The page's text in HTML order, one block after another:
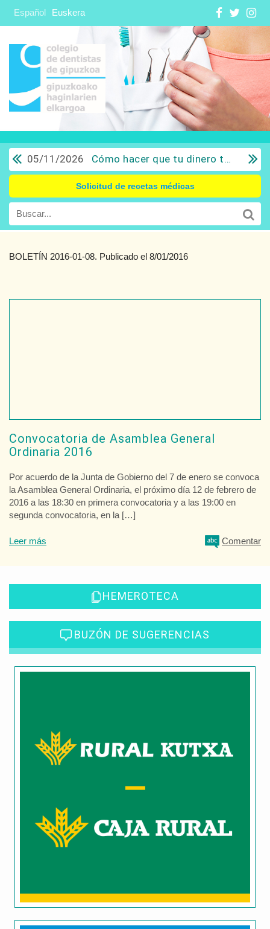
Español Euskera
05/11/2026 Cómo hacer que tu dinero trabaje para ti: Del ahorro a la inversión con sentido común.
Solicitud de recetas médicas
BOLETÍN 2016-01-08. Publicado el 8/01/2016
Convocatoria de Asamblea General
Ordinaria 2016
Por acuerdo de la Junta de Gobierno del 7 de enero se convoca
la Asamblea General Ordinaria, el próximo día 12 de febrero de
2016 a las 18:30 en primera convocatoria y a las 19:00 en
segunda convocatoria, en la […]
Leer más Comentar
HEMEROTECA
BUZÓN DE SUGERENCIAS